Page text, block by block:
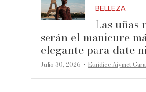
BELLEZA
Las uñas
serán el manicure
elegante para date
Julio 30, 2026 ·Eurídice Aiymet